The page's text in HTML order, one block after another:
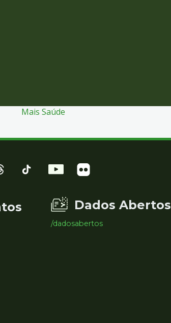
Mais Saúde
Dados Abertos
/dadosabertos